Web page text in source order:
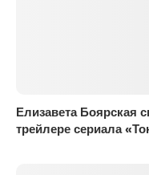
Елизавета Боярская
трейлере сериала